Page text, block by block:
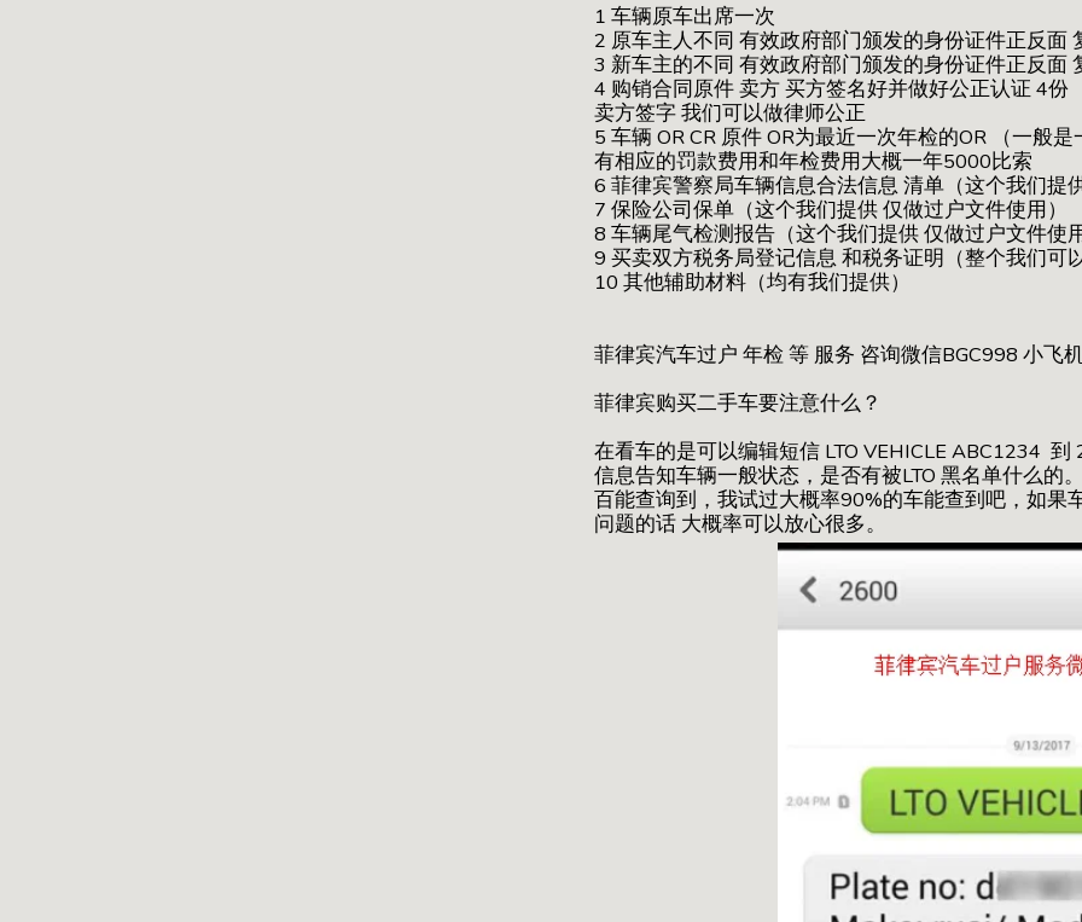
1 车辆原车出席一次
2 原车主人不同 有效政府部门颁发的身份证件正反面
3 新车主的不同 有效政府部门颁发的身份证件正反面
4 购销合同原件 卖方 买方签名好并做好公正认证 4
卖方签字 我们可以做律师公正
5 车辆 OR CR 原件 OR为最近一次年检的OR （一般
有相应的罚款费用和年检费用大概一年5000比索
6 菲律宾警察局车辆信息合法信息 清单（这个我们提
7 保险公司保单（这个我们提供 仅做过户文件使用）
8 车辆尾气检测报告（这个我们提供 仅做过户文件使
9 买卖双方税务局登记信息 和税务证明（整个我们可
10 其他辅助材料（均有我们提供）
菲律宾汽车过户 年检 等 服务 咨询微信BGC998 小飞
菲律宾购买二手车要注意什么？
在看车的是可以编辑短信 LTO VEHICLE ABC1234
信息告知车辆一般状态，是否有被LTO 黑名单什么的
百能查询到，我试过大概率90%的车能查到吧，如
问题的话 大概率可以放心很多。